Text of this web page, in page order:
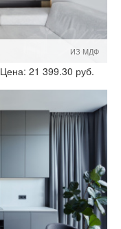
ИЗ МДФ
Цена: 21 399.30 руб.